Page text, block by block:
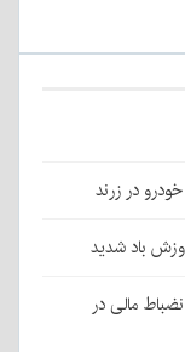
باد شدید
مالی در